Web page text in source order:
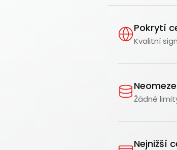
Pokrytí
Kvalitní
Žádné
Nejnižší